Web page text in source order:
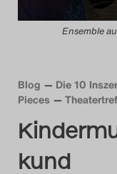
Das
Das
Das
Ensemble
Blog Die 10
Pieces
kund